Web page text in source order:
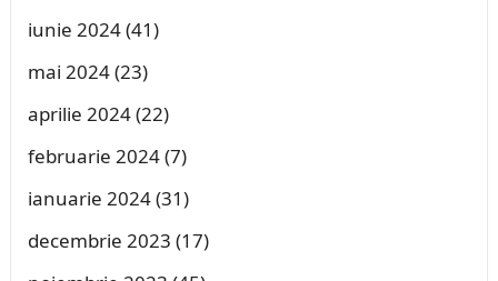
iunie 2024(41)
mai 2024(23)
aprilie 2024(22)
februarie 2024(7)
ianuarie 2024(31)
decembrie 2023 (17)